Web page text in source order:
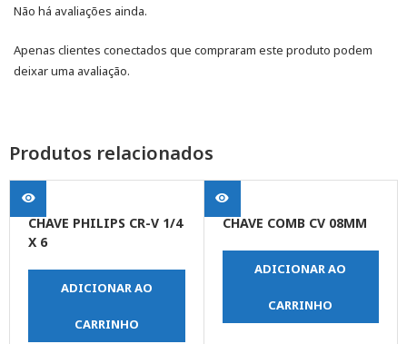
Não há avaliações ainda.
Apenas clientes conectados que compraram este produto podem
deixar uma avaliação.
Produtos relacionados
CHAVE PHILIPS CR-V 1/4
X 6
ADICIONAR AO
CARRINHO
CHAVE COMB CV 08MM
ADICIONAR AO
CARRINHO